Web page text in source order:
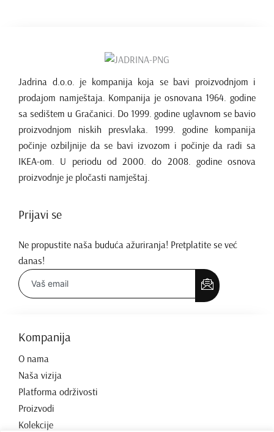
Jadrina d.o.o. je kompanija koja se bavi proizvodnjom i
prodajom namještaja. Kompanija je osnovana 1964. godine
sa sedištem u Gračanici. Do 1999. godine uglavnom se bavio
proizvodnjom niskih presvlaka. 1999. godine kompanija
počinje ozbiljnije da se bavi izvozom i počinje da radi sa
IKEA-om. U periodu od 2000. do 2008. godine osnova
proizvodnje je pločasti namještaj.
Prijavi se
Ne propustite naša buduća ažuriranja! Pretplatite se već
danas!
Kompanija
O nama
Naša vizija
Platforma održivosti
Proizvodi
Kolekcije